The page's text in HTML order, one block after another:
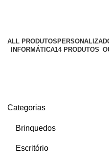
ALL PRODUTOS
INFORMÁTICA14 PRODUTOS
Categorias
Brinquedos
Escritório